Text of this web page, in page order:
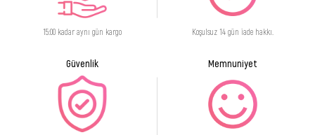
15:00 kadar aynı gün kargo Koşulsuz 14 gün iade hakkı.
Güvenlik Memnuniyet